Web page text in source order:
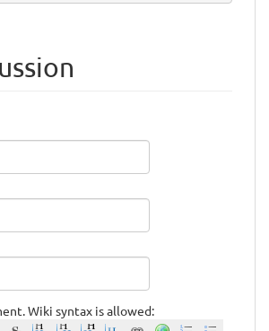
Wiki syntax is allowed: